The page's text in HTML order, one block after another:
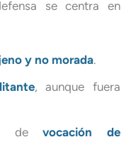
se centra en
y no morada.
, aunque fuera
devocación de